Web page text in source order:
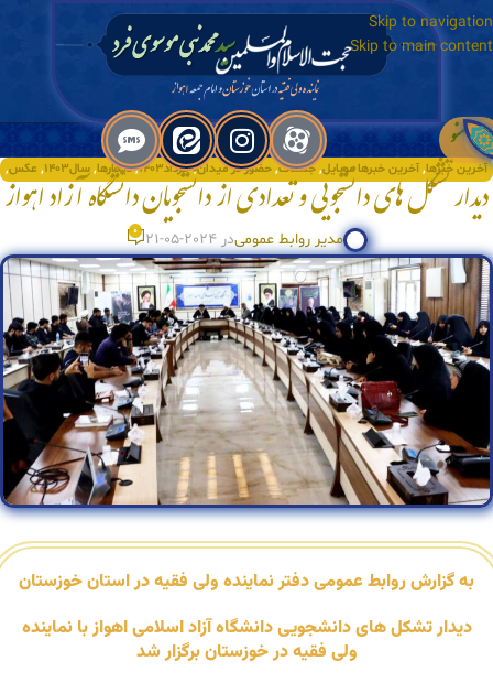
Skip to navigation
Skip to main content
منو
آخرین خبرها, آخرین خبرها موبایل, جلسات, حضور در میدان,خرداد۱۴۰۳ ,دیدارها, سال۱۴۰۳ , عکس,
ویژه
دیدار تشکل های دانشجویی و تعدادی از دانشجویان دانشگاه آزاد اهواز
مدیر روابط عمومیدر 2024-05-21 0
به گزارش روابط عمومی دفتر نماینده ولی فقیه در استان خوزستان
دیدار تشکل های دانشجویی دانشگاه آزاد اسلامی اهواز با نماینده
ولی فقیه در خوزستان برگزار شد